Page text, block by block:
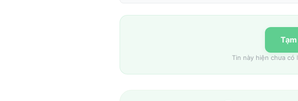
Tin này hiện chưa